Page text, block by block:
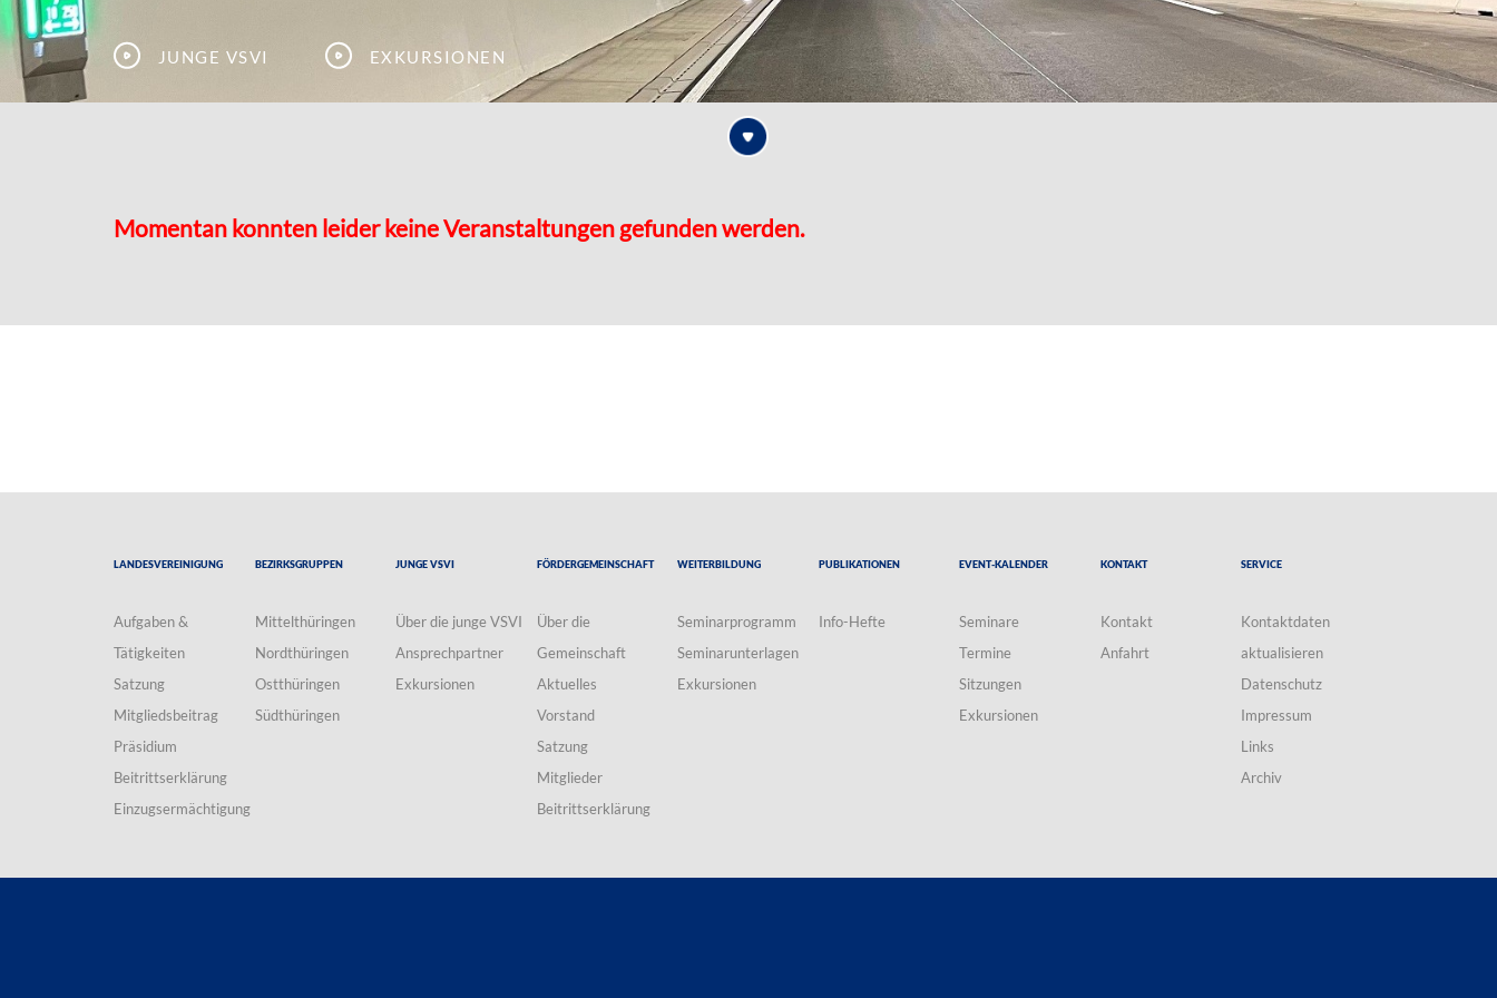
Junge VSVI Exkursionen
Momentan konnten leider keine Veranstaltungen gefunden werden.
Landesvereinigung
Aufgaben &
Tätigkeiten
Satzung
Mitgliedsbeitrag
Präsidium
Beitrittserklärung
Einzugsermächtigung
Bezirksgruppen
Mittelthüringen
Nordthüringen
Ostthüringen
Südthüringen
Junge VSVI
Über die junge VSVI
Ansprechpartner
Exkursionen
Fördergemeinschaft
Über die
Gemeinschaft
Aktuelles
Vorstand
Satzung
Mitglieder
Beitrittserklärung
Weiterbildung
Seminarprogramm
Seminarunterlagen
Exkursionen
Publikationen
Info-Hefte
Event-Kalender
Seminare
Termine
Sitzungen
Exkursionen
Kontakt
Kontakt
Anfahrt
Service
Kontaktdaten
aktualisieren
Datenschutz
Impressum
Links
Archiv